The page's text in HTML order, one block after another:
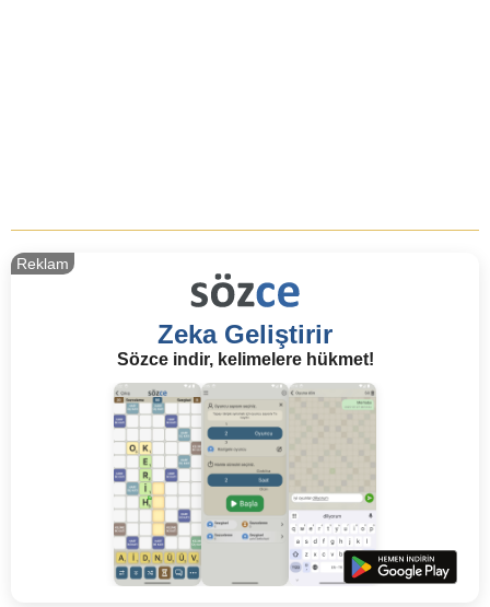
Zeka Geliştirir
Sözce indir, kelimelere hükmet!
Reklam